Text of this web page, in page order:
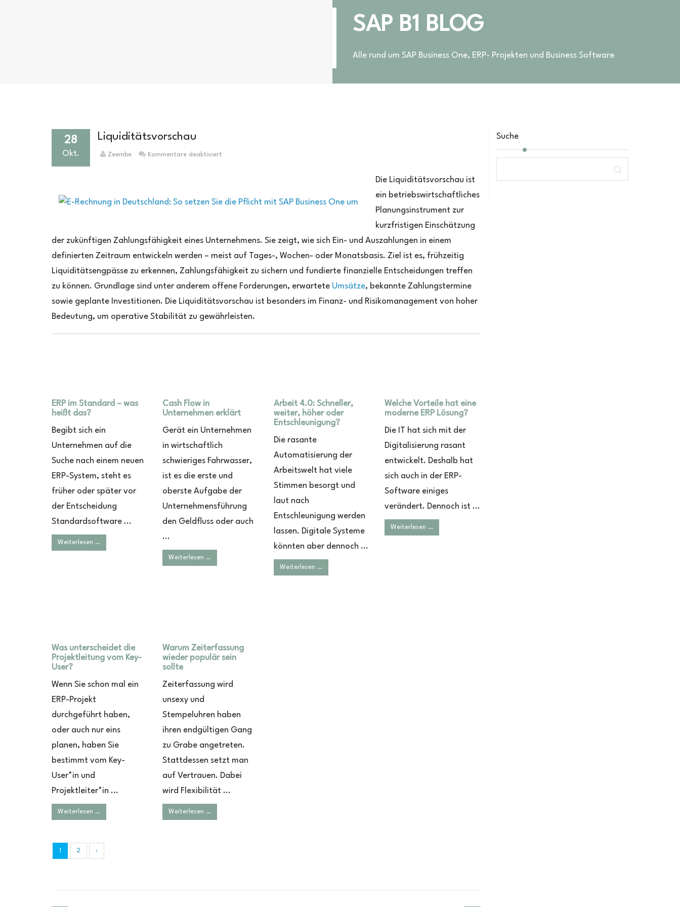
SAP B1 BLOG
Alle rund um SAP Business One, ERP- Projekten und Business Software
28
Okt.
Liquiditätsvorschau
Zeembe Kommentare deaktiviert
Die Liquiditätsvorschau ist
ein betriebswirtschaftliches
Planungsinstrument zur
kurzfristigen Einschätzung
der zukünftigen Zahlungsfähigkeit eines Unternehmens. Sie zeigt, wie sich Ein- und Auszahlungen in einem
definierten Zeitraum entwickeln werden – meist auf Tages-, Wochen- oder Monatsbasis. Ziel ist es, frühzeitig
Liquiditätsengpässe zu erkennen, Zahlungsfähigkeit zu sichern und fundierte finanzielle Entscheidungen treffen
zu können. Grundlage sind unter anderem offene Forderungen, erwartete Umsätze, bekannte Zahlungstermine
sowie geplante Investitionen. Die Liquiditätsvorschau ist besonders im Finanz- und Risikomanagement von hoher
Bedeutung, um operative Stabilität zu gewährleisten.
ERP im Standard – was
heißt das?
Begibt sich ein
Unternehmen auf die
Suche nach einem neuen
ERP-System, steht es
früher oder später vor
der Entscheidung
Standardsoftware ...
Weiterlesen …
Cash Flow in
Unternehmen erklärt
Gerät ein Unternehmen
in wirtschaftlich
schwieriges Fahrwasser,
ist es die erste und
oberste Aufgabe der
Unternehmensführung
den Geldfluss oder auch
...
Weiterlesen …
Arbeit 4.0: Schneller,
weiter, höher oder
Entschleunigung?
Die rasante
Automatisierung der
Arbeitswelt hat viele
Stimmen besorgt und
laut nach
Entschleunigung werden
lassen. Digitale Systeme
könnten aber dennoch ...
Weiterlesen …
Welche Vorteile hat eine
moderne ERP Lösung?
Die IT hat sich mit der
Digitalisierung rasant
entwickelt. Deshalb hat
sich auch in der ERP-
Software einiges
verändert. Dennoch ist ...
Weiterlesen …
Was unterscheidet die
Projektleitung vom Key-
User?
Wenn Sie schon mal ein
ERP-Projekt
durchgeführt haben,
oder auch nur eins
planen, haben Sie
bestimmt vom Key-
User*in und
Projektleiter*in ...
Weiterlesen …
Warum Zeiterfassung
wieder populär sein
sollte
Zeiterfassung wird
unsexy und
Stempeluhren haben
ihren endgültigen Gang
zu Grabe angetreten.
Stattdessen setzt man
auf Vertrauen. Dabei
wird Flexibilität ...
Weiterlesen …
1 2 ›
Suche